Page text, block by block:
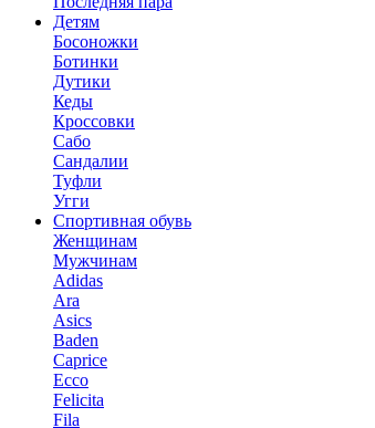
Детям
Босоножки
Ботинки
Дутики
Кеды
Кроссовки
Сабо
Сандалии
Туфли
Угги
Спортивная обувь
Женщинам
Мужчинам
Adidas
Ara
Asics
Baden
Caprice
Ecco
Felicita
Fila